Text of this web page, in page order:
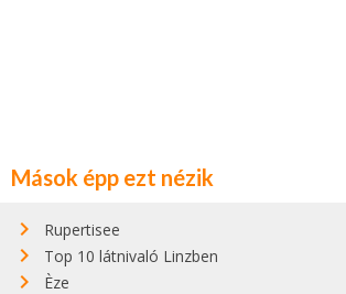
Mások épp ezt nézik
Rupertisee
Top 10 látnivaló Linzben
Èze